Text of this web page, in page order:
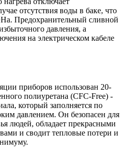
отсутствия воды в баке, что
Предохранительный сливной
давления, а
на электрическом кабеле
приборов использован 20-
полиуретана (CFC-Free) -
который заполняется по
давлением. Он безопасен для
людей, обладает прекрасными
и сводит тепловые потери и